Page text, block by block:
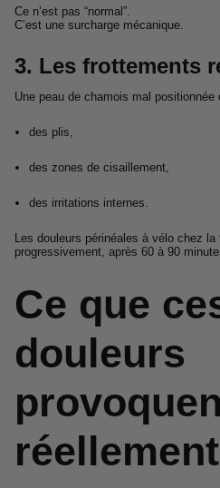
Ce n’est pas “normal”.
C’est une surcharge mécanique.
3. Les frottements
Une peau de chamois mal positionnée
des plis,
des zones de cisaillement,
des irritations internes.
Les douleurs périnéales à vélo chez
progressivement, après 60 à 90
Ce que
douleurs